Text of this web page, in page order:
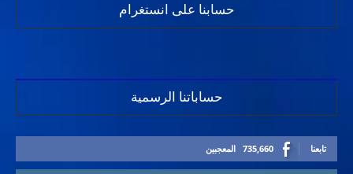
حسابنا على انستغرام
حساباتنا الرسمية
735,660 المعجبين تابعنا